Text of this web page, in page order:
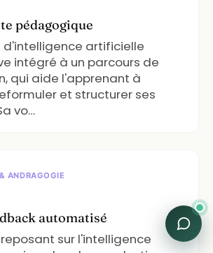
pédagogique
d'intelligence artificielle
intégré à un parcours de
qui aide l'apprenant à
et structurer ses
vo…
ANDRAGOGIE
automatisé
sur l'intelligence